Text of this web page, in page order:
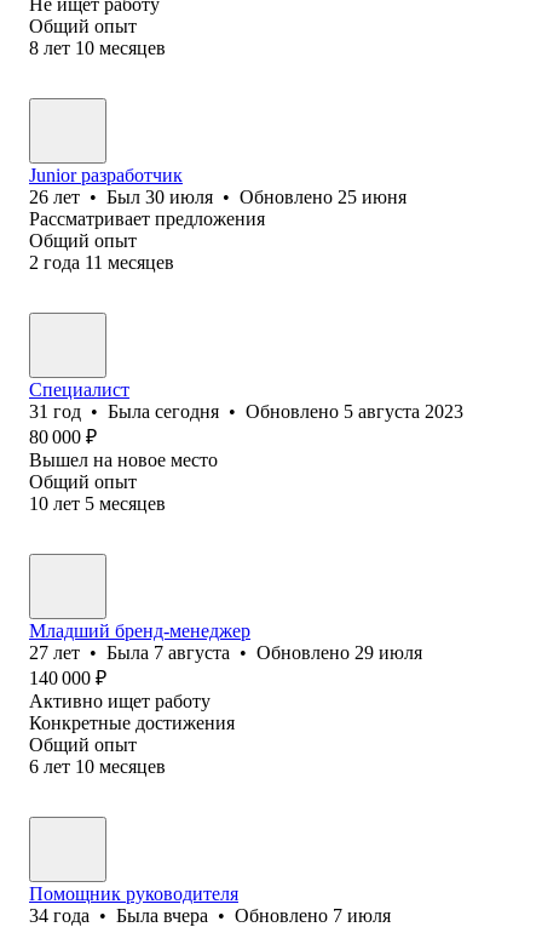
Общий опыт
8 лет 10 месяцев
Junior разработчик
26 лет • Был 30 июля • Обновлено 25 июня
Рассматривает предложения
Общий опыт
2 года 11 месяцев
Специалист
31 год • Была сегодня • Обновлено 5 августа 2023
80 000 ₽
Вышел на новое место
Общий опыт
10 лет 5 месяцев
Младший бренд-менеджер
27 лет • Была 7 августа • Обновлено 29 июля
140 000 ₽
Активно ищет работу
Конкретные достижения
Общий опыт
6 лет 10 месяцев
Помощник руководителя
34 года • Была вчера • Обновлено 7 июля